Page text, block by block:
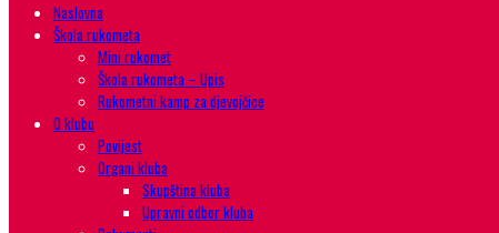
Naslovna
Škola rukometa
Mini rukomet
Škola rukometa – Upis
Rukometni kamp za djevojčice
O klubu
Povijest
Organi kluba
Skupština kluba
Upravni odbor kluba